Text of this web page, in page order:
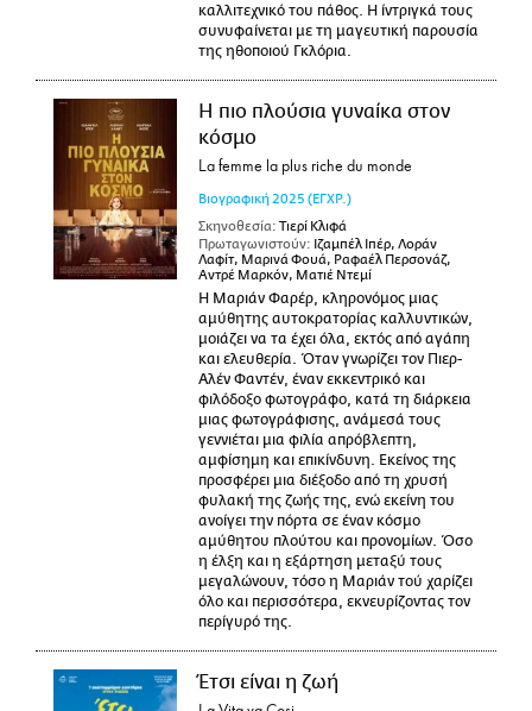
καλλιτεχνικό του πάθος. Η ίντριγκά τους
συνυφαίνεται με τη μαγευτική παρουσία
της ηθοποιού Γκλόρια.
Η πιο πλούσια γυναίκα στον
κόσμο
La femme la plus riche du monde
Βιογραφική 2025 (ΕΓΧΡ.)
Σκηνοθεσία: Τιερί Κλιφά
Πρωταγωνιστούν: Ιζαμπέλ Ιπέρ, Λοράν
Λαφίτ, Μαρινά Φουά, Ραφαέλ Περσονάζ,
Αντρέ Μαρκόν, Ματιέ Ντεμί
Η Μαριάν Φαρέρ, κληρονόμος μιας
αμύθητης αυτοκρατορίας καλλυντικών,
μοιάζει να τα έχει όλα, εκτός από αγάπη
και ελευθερία. Όταν γνωρίζει τον Πιερ-
Αλέν Φαντέν, έναν εκκεντρικό και
φιλόδοξο φωτογράφο, κατά τη διάρκεια
μιας φωτογράφισης, ανάμεσά τους
γεννιέται μια φιλία απρόβλεπτη,
αμφίσημη και επικίνδυνη. Εκείνος της
προσφέρει μια διέξοδο από τη χρυσή
φυλακή της ζωής της, ενώ εκείνη του
ανοίγει την πόρτα σε έναν κόσμο
αμύθητου πλούτου και προνομίων. Όσο
η έλξη και η εξάρτηση μεταξύ τους
μεγαλώνουν, τόσο η Μαριάν τού χαρίζει
όλο και περισσότερα, εκνευρίζοντας τον
περίγυρό της.
Έτσι είναι η ζωή